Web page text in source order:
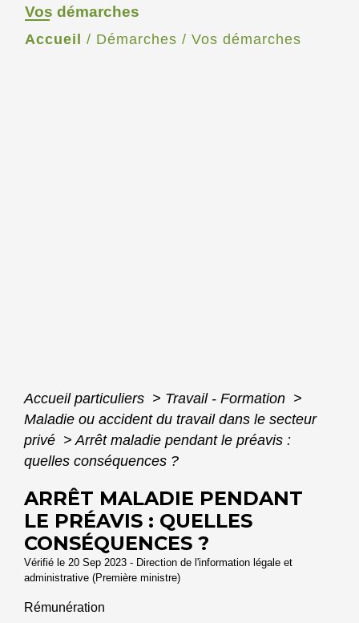
Vos démarches
Accueil / Démarches / Vos démarches
Accueil particuliers > Travail - Formation >
Maladie ou accident du travail dans le secteur
privé > Arrêt maladie pendant le préavis :
quelles conséquences ?
ARRÊT MALADIE PENDANT
LE PRÉAVIS : QUELLES
CONSÉQUENCES ?
Vérifié le 20 Sep 2023 - Direction de l'information légale et
administrative (Première ministre)
Rémunération